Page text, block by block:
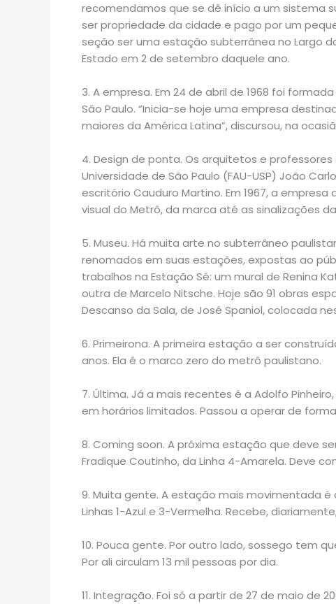
recomendamos que se dê início a um sistema
ser propriedade da cidade e pago por um
seção ser uma estação subterrânea no Largo
Estado em 2 de setembro daquele ano.
3. A empresa. Em 24 de abril de 1968 foi
São Paulo. “Inicia-se hoje uma empresa
maiores da América Latina”, discursou, na
4. Design de ponta. Os arquitetos e
Universidade de São Paulo (FAU-USP) João
escritório Cauduro Martino. Em 1967, a
visual do Metrô, da marca até as sinalizações
5. Museu. Há muita arte no subterrâneo
renomados em suas estações, expostas ao
trabalhos na Estação Sé: um mural de Renina
outra de Marcelo Nitsche. Hoje são 91 obras
Descanso da Sala, de José Spaniol, colocada
6. Primeirona. A primeira estação a ser
anos. Ela é o marco zero do metrô paulistano.
7. Última. Já a mais recentes é a Adolfo
em horários limitados. Passou a operar de
8. Coming soon. A próxima estação que deve
Fradique Coutinho, da Linha 4-Amarela. Deve
9. Muita gente. A estação mais movimentada
Linhas 1-Azul e 3-Vermelha. Recebe,
10. Pouca gente. Por outro lado, sossego tem
Por ali circulam 13 mil pessoas por dia.
11. Integração. Foi só a partir de 27 de maio de